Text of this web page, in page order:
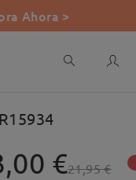
Ahora >
€21,95 €